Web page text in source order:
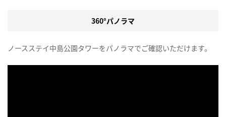
360°パノラマ
ノースステイ中島公園タワーをパノラマでご確認いただけます。